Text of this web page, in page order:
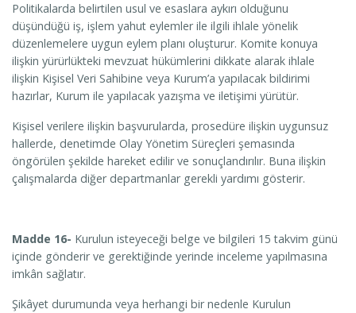
Politikalarda belirtilen usul ve esaslara aykırı olduğunu
düşündüğü iş, işlem yahut eylemler ile ilgili ihlale yönelik
düzenlemelere uygun eylem planı oluşturur. Komite konuya
ilişkin yürürlükteki mevzuat hükümlerini dikkate alarak ihlale
ilişkin Kişisel Veri Sahibine veya Kurum’a yapılacak bildirimi
hazırlar, Kurum ile yapılacak yazışma ve iletişimi yürütür.
Kişisel verilere ilişkin başvurularda, prosedüre ilişkin uygunsuz
hallerde, denetimde Olay Yönetim Süreçleri şemasında
öngörülen şekilde hareket edilir ve sonuçlandırılır. Buna ilişkin
çalışmalarda diğer departmanlar gerekli yardımı gösterir.
Madde 16- Kurulun isteyeceği belge ve bilgileri 15 takvim günü
içinde gönderir ve gerektiğinde yerinde inceleme yapılmasına
imkân sağlatır.
Şikâyet durumunda veya herhangi bir nedenle Kurulun